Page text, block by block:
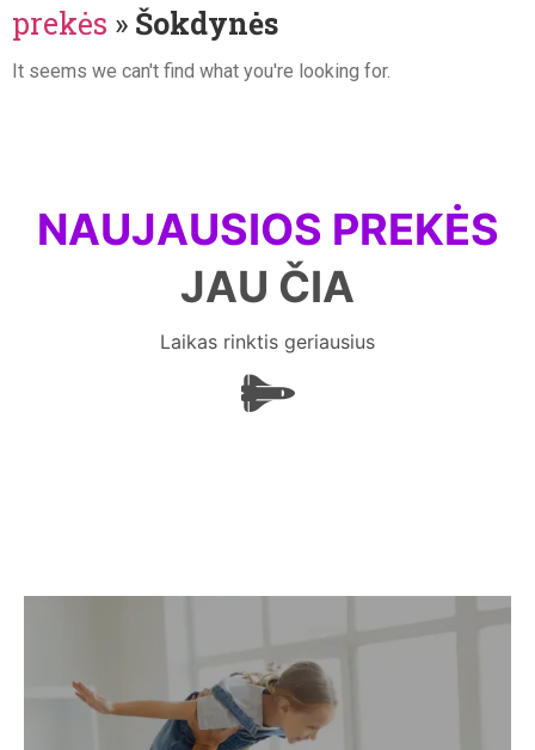
prekės » Šokdynės
It seems we can't find what you're looking for.
NAUJAUSIOS PREKĖS
JAU ČIA
Laikas rinktis geriausius